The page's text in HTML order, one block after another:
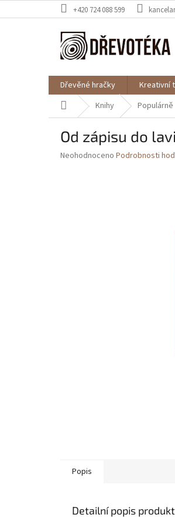
na
+420 724 088 599
Dřevěné hračky Kreativní
Domů Knihy
Od zápisu do
Průměrné
Neohodnoceno Podrobnosti
Popis
Detailní popis